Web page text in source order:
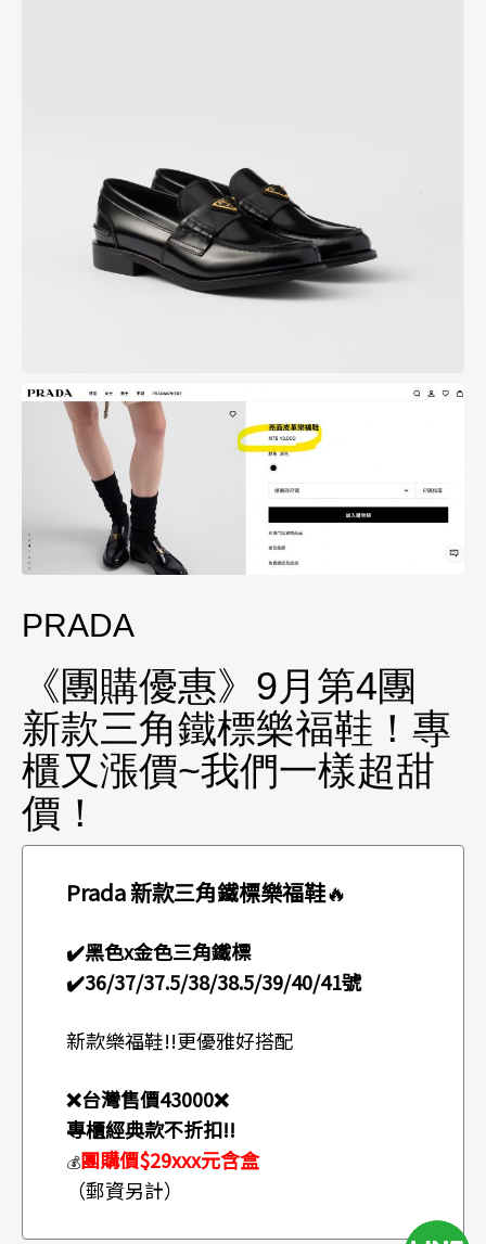
PRADA
《團購優惠》9月第4團
新款三角鐵標樂福鞋！專
櫃又漲價~我們一樣超甜
價！
Prada 新款三角鐵標樂福鞋🔥
✔️黑色x金色三角鐵標
✔️36/37/37.5/38/38.5/39/40/41號
新款樂福鞋!!更優雅好搭配
❌台灣售價43000❌
專櫃經典款不折扣!!
💰團購價$29xxx元含盒
（郵資另計）